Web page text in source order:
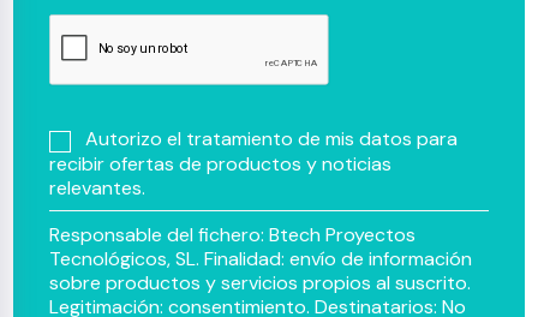
Autorizo el tratamiento de mis datos para
recibir ofertas de productos y noticias
relevantes.
Responsable del fichero: Btech Proyectos
Tecnológicos, SL. Finalidad: envío de información
sobre productos y servicios propios al suscrito.
Legitimación: consentimiento. Destinatarios: No